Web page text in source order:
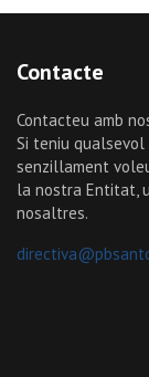
Contacte
Contacteu amb
Si teniu qualsevol
senzillament
la nostra Entitat,
nosaltres.